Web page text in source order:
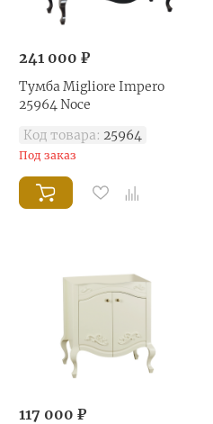
241 000 ₽
Тумба Migliore Impero
25964 Noce
Код товара: 25964
Под заказ
117 000 ₽